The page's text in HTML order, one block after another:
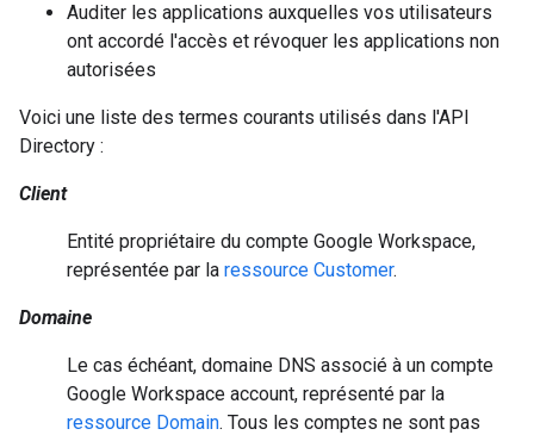
Auditer les applications auxquelles vos utilisateurs
ont accordé l'accès et révoquer les applications non
autorisées
Voici une liste des termes courants utilisés dans l'API
Directory :
Client
Entité propriétaire du compte Google Workspace,
représentée par la ressource Customer.
Domaine
Le cas échéant, domaine DNS associé à un compte
Google Workspace account, représenté par la
ressource Domain. Tous les comptes ne sont pas